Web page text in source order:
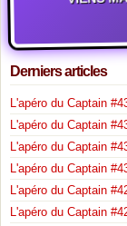
Derniers articles
L'apéro du Captain
L'apéro du Captain
L'apéro du Captain
L'apéro du Captain
L'apéro du Captain
L'apéro du Captain